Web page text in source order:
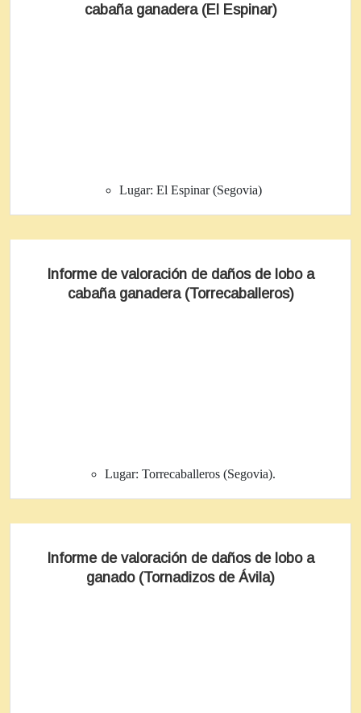
cabaña ganadera (El Espinar)
Lugar: El Espinar (Segovia)
Informe de valoración de daños de lobo a
cabaña ganadera (Torrecaballeros)
Lugar: Torrecaballeros (Segovia).
Informe de valoración de daños de lobo a
ganado (Tornadizos de Ávila)